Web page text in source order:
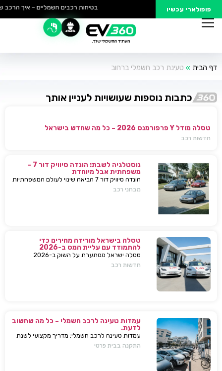
פופולארי עכשיו בטיחות רכבים חשמליים – איך הרכב
דף הבית » טעינת רכב חשמלי ברחוב
כתבות נוספות שעושויות לעניין אותך
טסלה מודל Y פרפורמנס 2026 – כל מה שחדש בישראל
חדשות רכב
נוסטלגיה לשבת: הונדה סיוויק דור 7 –
משפחתית אבל מיוחדת
הונדה סיוויק דור 7 הביאה שינוי לעולם המשפחתיות
בישראל — כל מה שחשוב לדעת, מפרטים ועד
מבחני רכב
טסלה בישראל מורידה מחירים כדי
להתמודד עם עליית המס ב-2026
טסלה ישראל מסתערת על השוק ב-2026
ומבצעת הפחתות מחירים של עשרות אלפי שקלים
חדשות רכב
עמדות טעינה לרכב חשמלי – כל מה שחשוב
לדעת.
עמדות טעינה לרכב חשמלי: מדריך מקצועי לשנת
2025. בחירת עמדת טעינה, התקנה בבית או
התקנה בבית פרטי